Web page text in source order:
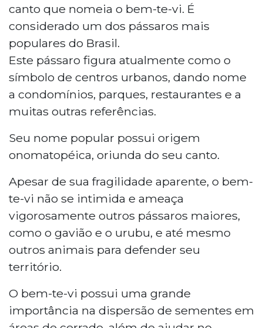
canto que nomeia o bem-te-vi. É
considerado um dos pássaros mais
populares do Brasil.
Este pássaro figura atualmente como o
símbolo de centros urbanos, dando nome
a condomínios, parques, restaurantes e a
muitas outras referências.
Seu nome popular possui origem
onomatopéica, oriunda do seu canto.
Apesar de sua fragilidade aparente, o bem-
te-vi não se intimida e ameaça
vigorosamente outros pássaros maiores,
como o gavião e o urubu, e até mesmo
outros animais para defender seu
território.
O bem-te-vi possui uma grande
importância na dispersão de sementes em